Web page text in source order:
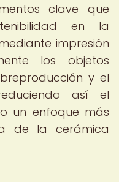
clave que
en la
impresión
los objetos
y el
así el
un enfoque más
de la cerámica